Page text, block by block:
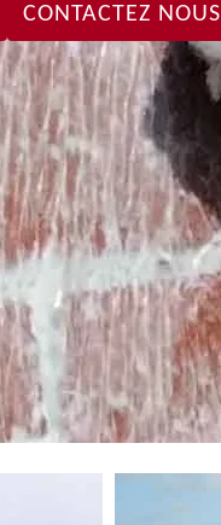
CONTACTEZ NOUS